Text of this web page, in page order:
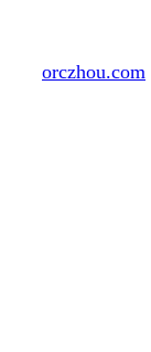
orczhou.com